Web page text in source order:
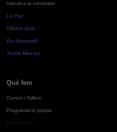
Impuls a la creativitat
La Pua
Oficina Jove
Bar Bocamoll
Teatre Mira-sol
Què fem
Cursos i Tallers
Programació pròpia